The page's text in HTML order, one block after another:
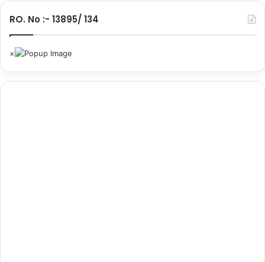
शेयर करें :-
RO. No :- 13895/ 134